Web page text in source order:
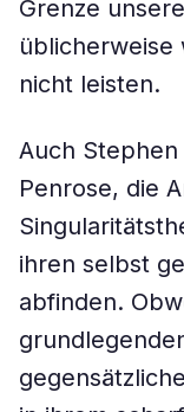
Grenze
üblicherweise
nicht leisten.
Auch
Penrose, die
ihren selbst
abfinden.